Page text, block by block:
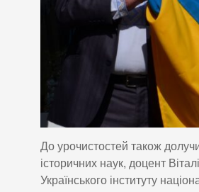
До урочистостей також
історичних наук, доцент
Українського інституту